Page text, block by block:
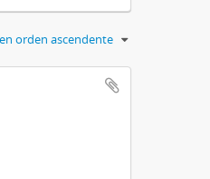
orden ascendente